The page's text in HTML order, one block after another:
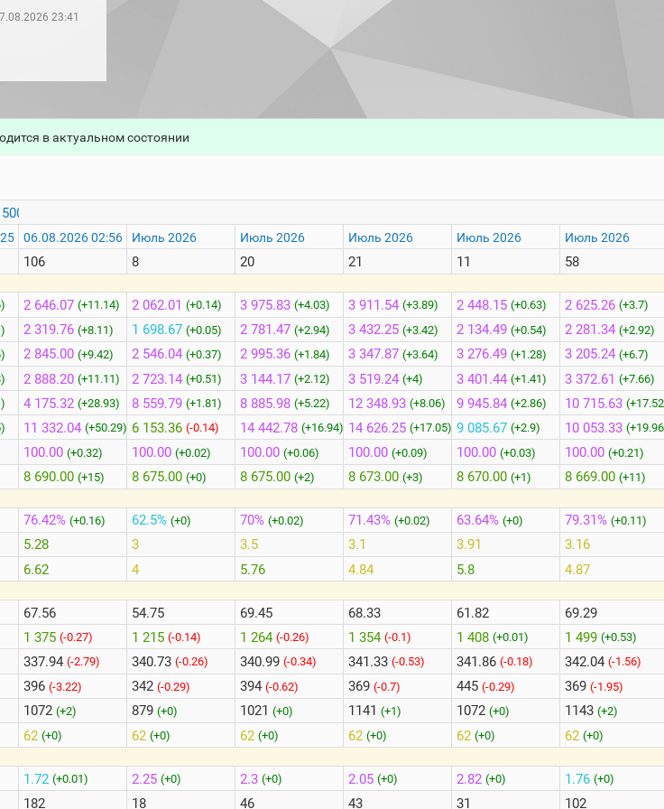
23:41
в актуальном состоянии
06.08.2026 02:56
106
2 646.07 (+11.14)
2 319.76 (+8.11)
2 845.00 (+9.42)
2 888.20 (+11.11)
4 175.32 (+28.93)
11 332.04 (+50.29)
100.00 (+0.32)
8 690.00 (+15)
76.42% (+0.16)
5.28
6.62
67.56
1 375 (-0.27)
337.94 (-2.79)
396 (-3.22)
1072 (+2)
62 (+0)
1.72 (+0.01)
182
Июль 2026
8
2 062.01 (+0.14)
1 698.67 (+0.05)
2 546.04 (+0.37)
2 723.14 (+0.51)
8 559.79 (+1.81)
6 153.36 (-0.14)
100.00 (+0.02)
8 675.00 (+0)
62.5% (+0)
3
4
54.75
1 215 (-0.14)
340.73 (-0.26)
342 (-0.29)
879 (+0)
62 (+0)
2.25 (+0)
18
Июль 2026
20
3 975.83 (+4.03)
2 781.47 (+2.94)
2 995.36 (+1.84)
3 144.17 (+2.12)
8 885.98 (+5.22)
14 442.78 (+16.94)
100.00 (+0.06)
8 675.00 (+2)
70% (+0.02)
3.5
5.76
69.45
1 264 (-0.26)
340.99 (-0.34)
394 (-0.62)
1021 (+0)
62 (+0)
2.3 (+0)
46
Июль 2026
21
3 911.54 (+3.89)
3 432.25 (+3.42)
3 347.87 (+3.64)
3 519.24 (+4)
12 348.93 (+8.06)
14 626.25 (+17.05)
100.00 (+0.09)
8 673.00 (+3)
71.43% (+0.02)
3.1
4.84
68.33
1 354 (-0.1)
341.33 (-0.53)
369 (-0.7)
1141 (+1)
62 (+0)
2.05 (+0)
43
Июль 2026
11
2 448.15 (+0.63)
2 134.49 (+0.54)
3 276.49 (+1.28)
3 401.44 (+1.41)
9 945.84 (+2.86)
9 085.67 (+2.9)
100.00 (+0.03)
8 670.00 (+1)
63.64% (+0)
3.91
5.8
61.82
1 408 (+0.01)
341.86 (-0.18)
445 (-0.29)
1072 (+0)
62 (+0)
2.82 (+0)
31
Июль 2026
58
2 625.26 (+3.7)
2 281.34 (+2.92)
3 205.24 (+6.7)
3 372.61 (+7.66)
10 715.63
10 053.33
100.00 (+0.21)
8 669.00 (+11)
79.31% (+0.11)
3.16
4.87
69.29
1 499 (+0.53)
342.04 (-1.56)
369 (-1.95)
1143 (+2)
62 (+0)
1.76 (+0)
102